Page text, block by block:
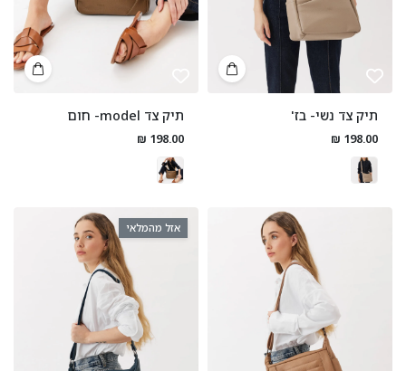
תיק צד נשי- בז'
198.00 ₪
תיק צד model- חום
198.00 ₪
אזל מהמלאי